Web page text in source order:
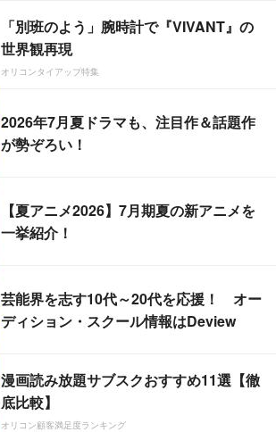
「別班のよう」腕時計で『VIVANT』の
世界観再現
オリコンタイアップ特集
2026年7月夏ドラマも、注目作＆話題作
が勢ぞろい！
【夏アニメ2026】7月期夏の新アニメを
一挙紹介！
芸能界を志す10代～20代を応援！ オー
ディション・スクール情報はDeview
漫画読み放題サブスクおすすめ11選【徹
底比較】
オリコン顧客満足度ランキング